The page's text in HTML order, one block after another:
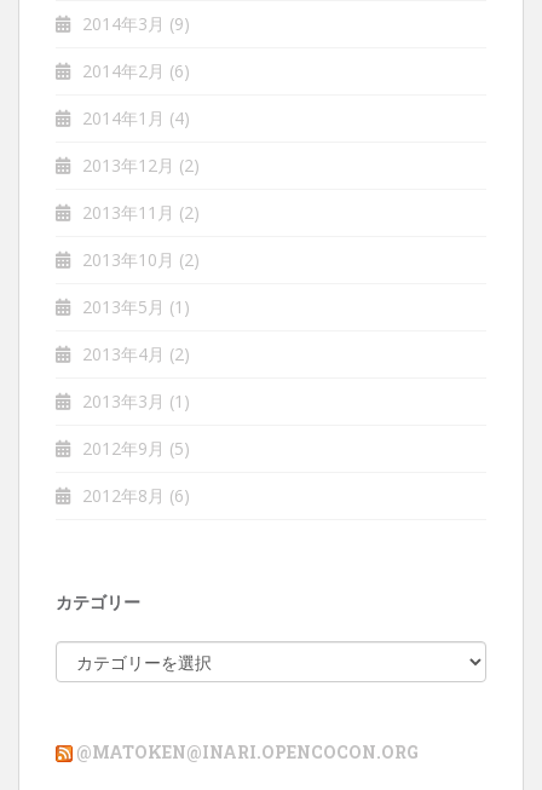
2014年3月 (9)
2014年2月 (6)
2014年1月 (4)
2013年12月 (2)
2013年11月 (2)
2013年10月 (2)
2013年5月 (1)
2013年4月 (2)
2013年3月 (1)
2012年9月 (5)
2012年8月 (6)
カテゴリー
テ
ー
@MATOKEN@INARI.OPENCOCON.ORG